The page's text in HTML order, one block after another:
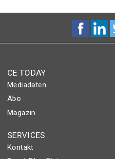
CE TODAY
Mediadaten
Abo
Magazin
SERVICES
Kontakt